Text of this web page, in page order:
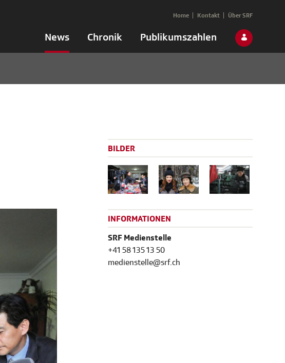
News Chronik Publikumszahlen
Home Kontakt Über SRF
BILDER
INFORMATIONEN
SRF Medienstelle
+41 58 135 13 50
medienstelle@srf.ch